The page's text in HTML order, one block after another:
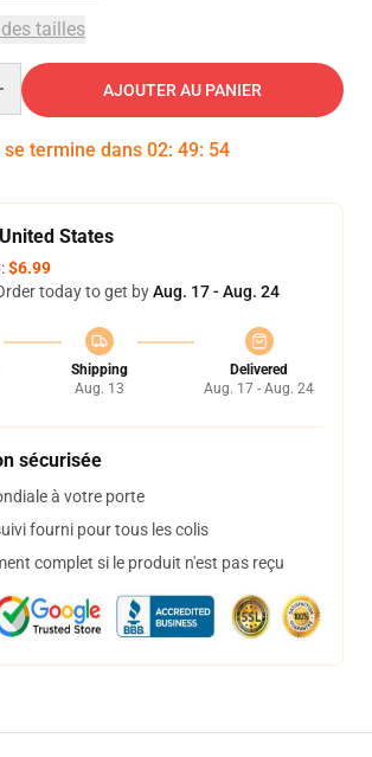
tailles
AJOUTER AU PANIER
se termine dans 02: 49: 53
States
$6.99
today to get byAug. 17 - Aug. 24
Shipping
Aug. 13
Delivered
Aug. 17 - Aug. 24
sécurisée
à votre porte
fourni pour tous les colis
complet si le produit n'est pas reçu